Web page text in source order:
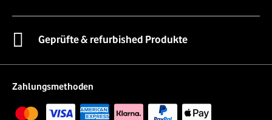
Geprüfte & refurbished Produkte
Zahlungsmethoden